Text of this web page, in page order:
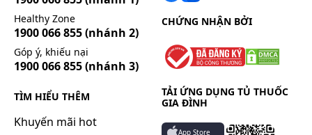
dược sĩ:
Nổi mề đay, ngứa, đau bụng, da nhạy cảm ánh
sáng, co giật, ói mửa, tiêu chảy, sốt, hôn mê.
Tăng AST, ALT thoáng qua, hiếm khi tăng ALP.
Buồn nôn, nôn, táo bón, tiêu chảy, biếng ăn, đau
bụng, xuất huyết, xuất huyết trực tràng, rối loạn
tuần hoàn, phù, suy tim sung huyết, nhiễm sắc tố,
Healthy Zone
1900 066 855(nhánh 2)
Góp ý, khiếu nại
1900 066 855(nhánh 3)
TÌM HIỂU THÊM
Khuyến mãi hot
CHỨNG NHẬN BỞI
TẢI ỨNG DỤNG TỦ THUỐC
GIA ĐÌNH
App Store